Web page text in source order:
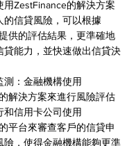
用ZestFinance的解決方案
的信貸風險，可以根據
供的評估結果，更準確地
貸能力，並快速做出信貸決
測：金融機構使用
解決方案來進行風險評估
和信用卡公司使用
平台來審查客戶的信貸申
險，使得金融機構能夠更準